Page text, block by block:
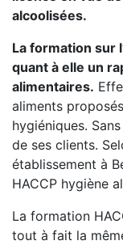
alcoolisées.
La formation sur
quant à elle un
alimentaires.
aliments
hygiéniques.
de ses clients.
établissement à
HACCP hygiène
La formation
tout à fait la